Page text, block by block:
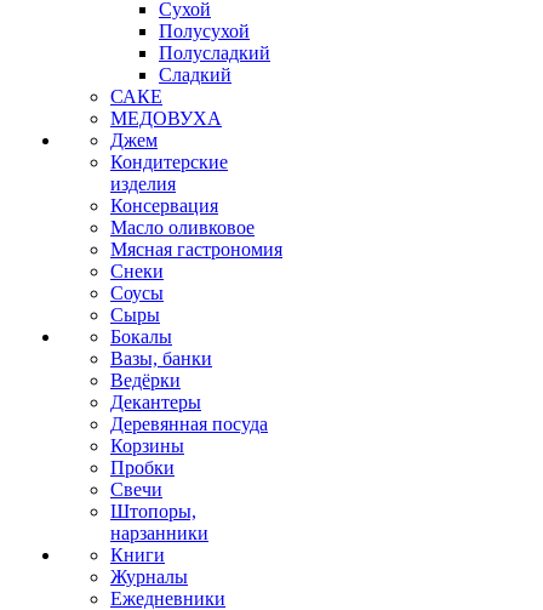
Сухой
Полусухой
Полусладкий
Сладкий
САКЕ
МЕДОВУХА
Джем
Кондитерские
изделия
Консервация
Масло оливковое
Мясная гастрономия
Снеки
Соусы
Сыры
Бокалы
Вазы, банки
Ведёрки
Декантеры
Деревянная посуда
Корзины
Пробки
Свечи
Штопоры,
нарзанники
Книги
Журналы
Ежедневники